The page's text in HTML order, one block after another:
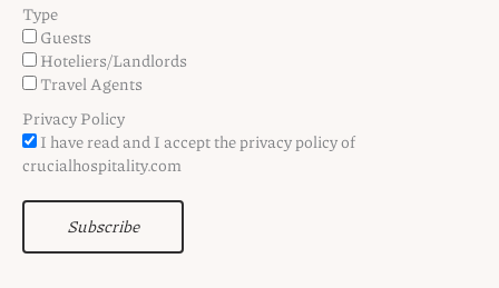
Type
Guests
Hoteliers/Landlords
Travel Agents
Privacy Policy
I have read and I accept the privacy policy of
crucialhospitality.com
Subscribe